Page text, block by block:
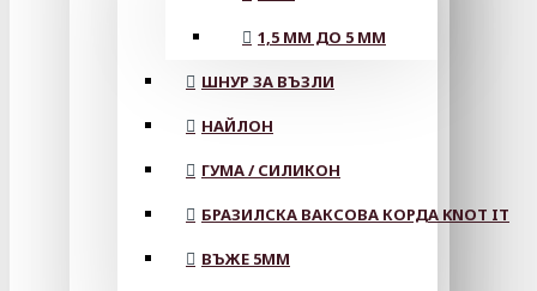
1,5 ММ ДО 5 ММ
ШНУР ЗА ВЪЗЛИ
НАЙЛОН
ГУМА / СИЛИКОН
БРАЗИЛСКА ВАКСОВА КОРДА KNOT IT
ВЪЖЕ 5MM